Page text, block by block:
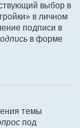
выбор в
в личном
подписи в
в форме
темы
под